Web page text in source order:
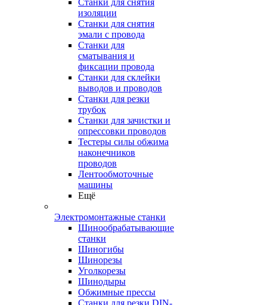
Станки для снятия
изоляции
Станки для снятия
эмали с провода
Станки для
сматывания и
фиксации провода
Станки для склейки
выводов и проводов
Станки для резки
трубок
Станки для зачистки и
опрессовки проводов
Тестеры силы обжима
наконечников
проводов
Лентообмоточные
машины
Ещё
Электромонтажные станки
Шинообрабатывающие
станки
Шиногибы
Шинорезы
Уголкорезы
Шинодыры
Обжимные прессы
Станки для резки DIN-